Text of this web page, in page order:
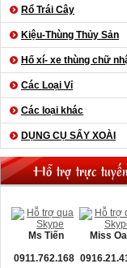
Rổ Trái Cây
Kiệu-Thùng Thủy Sản
Hố xí- xe thùng chữ
Các Loại Vỉ
Các loại khác
DỤNG CỤ SẤY XOÀI
Hỗ trợ trực
Ms Tiến
0911.762.168
Miss